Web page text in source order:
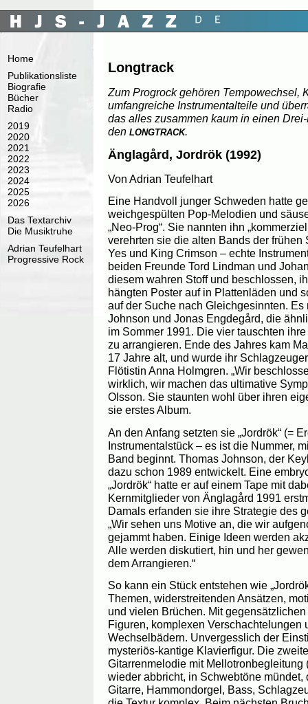
Home
Publikationsliste
Biografie
Bücher
Radio
2019
2020
2021
2022
2023
2024
2025
2026
Das Textarchiv
Die Musiktruhe
Adrian Teufelhart
Progressive Rock
Longtrack
Zum Progrock gehören Tempowechsel,
umfangreiche Instrumentalteile und
das alles zusammen kaum in einen
den LONGTRACK.
Änglagård, Jordrök (1992)
Von Adrian Teufelhart
Eine Handvoll junger Schweden hatte
weichgespülten Pop-Melodien und
„Neo-Prog“. Sie nannten ihn
verehrten sie die alten Bands der
Yes und King Crimson – echte
beiden Freunde Tord Lindman und
diesem wahren Stoff und beschlossen,
hängten Poster auf in Plattenläden und
auf der Suche nach Gleichgesinnten.
Johnson und Jonas Engdegård, die
im Sommer 1991. Die vier tauschten
zu arrangieren. Ende des Jahres kam
17 Jahre alt, und wurde ihr
Flötistin Anna Holmgren. „Wir
wirklich, wir machen das ultimative
Olsson. Sie staunten wohl über ihren
sie erstes Album.
An den Anfang setzten sie „Jordrök“ (=
Instrumentalstück – es ist die Nummer,
Band beginnt. Thomas Johnson, der
dazu schon 1989 entwickelt. Eine
„Jordrök“ hatte er auf einem Tape mit
Kernmitglieder von Änglagård 1991
Damals erfanden sie ihre Strategie des
„Wir sehen uns Motive an, die wir
gejammt haben. Einige Ideen werden
Alle werden diskutiert, hin und her
dem Arrangieren.“
So kann ein Stück entstehen wie
Themen, widerstreitenden Ansätzen,
und vielen Brüchen. Mit
Figuren, komplexen Verschachtelungen
Wechselbädern. Unvergesslich der
mysteriös-kantige Klavierfigur. Die
Gitarrenmelodie mit Mellotronbegleitung
wieder abbricht, in Schwebtöne mündet,
Gitarre, Hammondorgel, Bass,